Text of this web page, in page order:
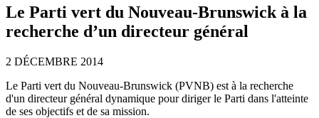
Le Parti vert du Nouveau-Brunswick à la
recherche d’un directeur général
2 DÉCEMBRE 2014
Le Parti vert du Nouveau-Brunswick (PVNB) est à la recherche
d'un directeur général dynamique pour diriger le Parti dans l'atteinte
de ses objectifs et de sa mission.